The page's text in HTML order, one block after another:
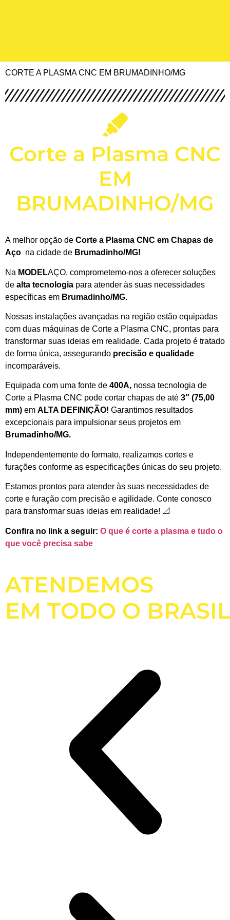
CORTE A PLASMA CNC EM BRUMADINHO/MG
Corte a Plasma CNC
EM
BRUMADINHO/MG
A melhor opção de Corte a Plasma CNC em Chapas de
Aço na cidade de Brumadinho/MG!
Na MODELAÇO, comprometemo-nos a oferecer soluções
de alta tecnologia para atender às suas necessidades
específicas em Brumadinho/MG.
Nossas instalações avançadas na região estão equipadas
com duas máquinas de Corte a Plasma CNC, prontas para
transformar suas ideias em realidade. Cada projeto é tratado
de forma única, assegurando precisão e qualidade
incomparáveis.
Equipada com uma fonte de 400A, nossa tecnologia de
Corte a Plasma CNC pode cortar chapas de até 3″ (75,00
mm) em ALTA DEFINIÇÃO! Garantimos resultados
excepcionais para impulsionar seus projetos em
Brumadinho/MG.
Independentemente do formato, realizamos cortes e
furações conforme as especificações únicas do seu projeto.
Estamos prontos para atender às suas necessidades de
corte e furação com precisão e agilidade. Conte conosco
para transformar suas ideias em realidade! 📐
Confira no link a seguir: O que é corte a plasma e tudo o
que você precisa sabe
ATENDEMOS
EM TODO O